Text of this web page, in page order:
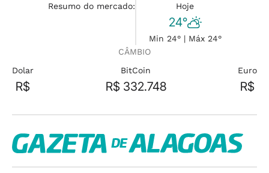
Resumo do mercado:
Hoje
24°
Min 24° | Máx 24°
CÂMBIO
Dolar
R$
BitCoin
R$ 332.748
Euro
R$